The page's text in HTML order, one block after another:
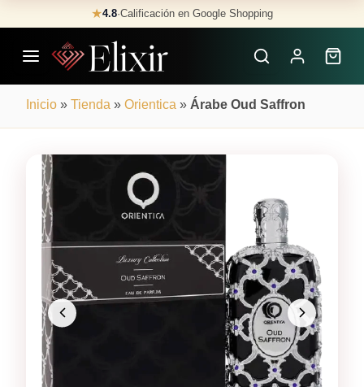
to
content
★4.8·Calificación en Google Shopping
Inicio » Tienda » Orientica » Árabe Oud Saffron